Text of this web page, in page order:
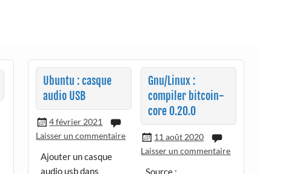
Ubuntu : casque
audio USB
4 février 2021
Laisser un commentaire
Ajouter un casque
audio usb dans
Gnu/Linux :
compiler bitcoin-
core 0.20.0
11 août 2020
Laisser un commentaire
Source :